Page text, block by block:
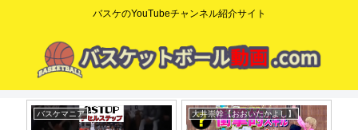
バスケのYouTubeチャンネル紹介サイト
エアボーズ【Airbowz 】 dunkman yoshi